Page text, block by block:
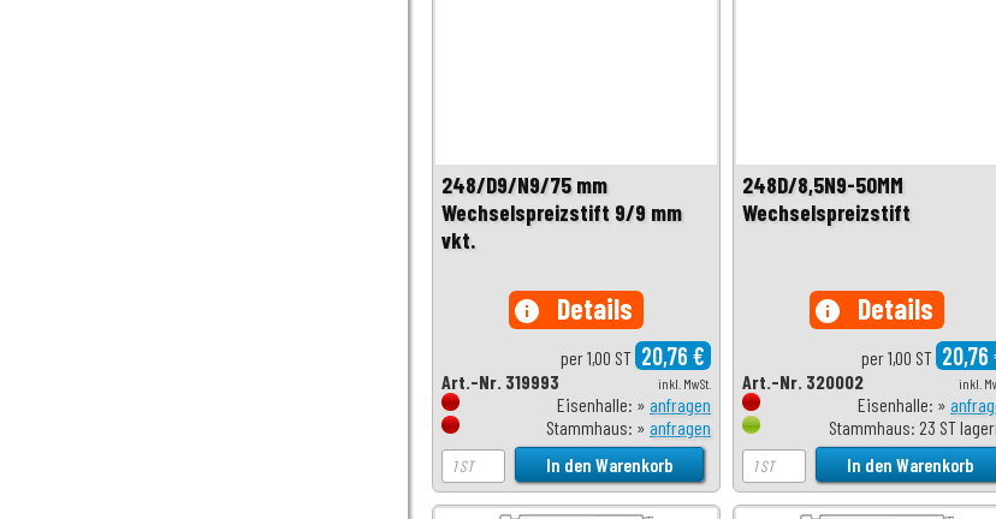
248/D9/N9/75 mm
Wechselspreizstift 9/9 mm
vkt.
info Details
per 1,00 ST 20,76 €
inkl. MwSt.
Art.-Nr. 319993
Eisenhalle: » anfragen
Stammhaus: » anfragen
248D/8,5N9-50MM
Wechselspreizstift
info Details
per 1,00 ST 20,76
inkl.
Art.-Nr. 320002
Eisenhalle: »
Stammhaus: 23 ST